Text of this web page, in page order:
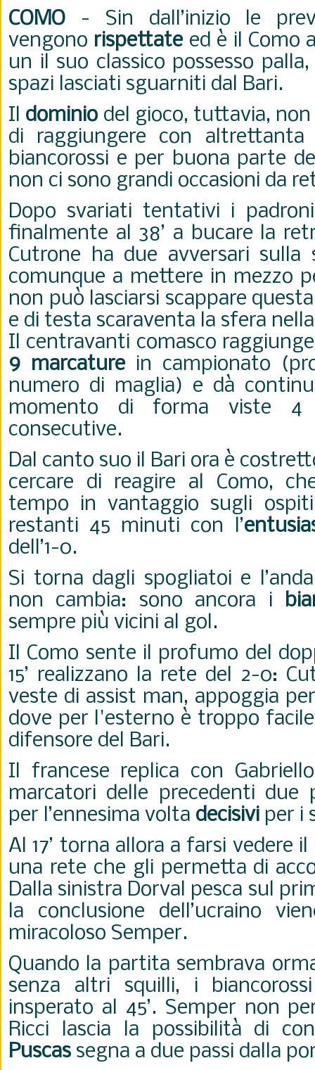
COMO - Sin dall’inizio le
vengono rispettateed è il Como
un il suo classico possesso
spazi lasciati sguarniti dal Bari.
Il dominiodel gioco, tuttavia, non
di raggiungere con altrettanta
biancorossi e per buona parte
non ci sono grandi occasioni da
Dopo svariati tentativi i
finalmente al 38’ a bucare la
Cutrone ha due avversari sulla
comunque a mettere in mezzo
non può lasciarsi scappare
e di testa scaraventa la sfera
Il centravanti comasco
9 marcaturein campionato
numero di maglia) e dà
momento di forma viste
consecutive.
Dal canto suo il Bari ora è
cercare di reagire al Como,
tempo in vantaggio sugli
restanti 45 minuti con l’
dell’1-0.
Si torna dagli spogliatoi e
non cambia: sono ancora i
sempre più vicini al gol.
Il Como sente il profumo del
15’ realizzano la rete del 2-0:
veste di assist man, appoggia
dove per l'esterno è troppo
difensore del Bari.
Il francese replica con
marcatori delle precedenti due
per l’ennesima volta decisivi per i
Al 17’ torna allora a farsi vedere
una rete che gli permetta di
Dalla sinistra Dorval pesca sul
la conclusione dell’ucraino
miracoloso Semper.
Quando la partita sembrava
senza altri squilli, i
insperato al 45’. Semper non
Ricci lascia la possibilità di
Puscas segna a due passi dalla